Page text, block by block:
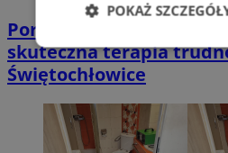
Poradnia leczenia ran
skuteczna terapia
Świętochłowice
POKAŻ
Niezbędne